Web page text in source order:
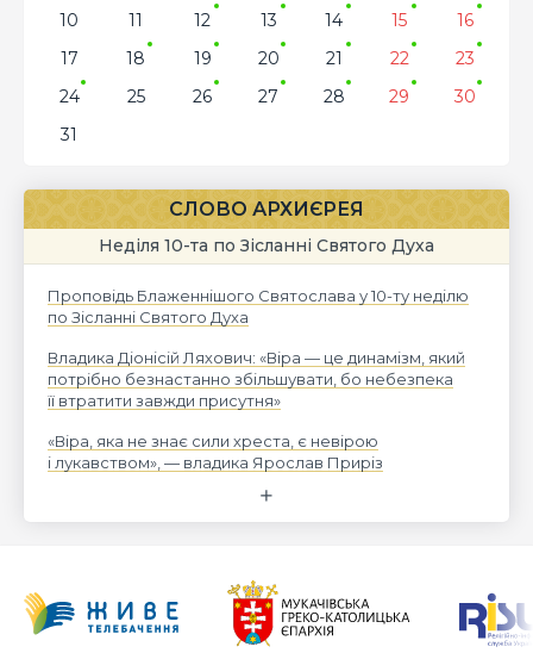
10
11 12 13 14 15
16
17
18 19 20 21 22
23
24
25 26 27 28 29
30
31
СЛОВО АРХИЄРЕЯ
Неділя 10-та по Зісланні Святого Духа
Проповідь Блаженнішого Святослава у 10-ту неділю
по Зісланні Святого Духа
Владика Діонісій Ляхович: «Віра — це динамізм, який
потрібно безнастанно збільшувати, бо небезпека
її втратити завжди присутня»
«Віра, яка не знає сили хреста, є невірою
і лукавством», — владика Ярослав Приріз